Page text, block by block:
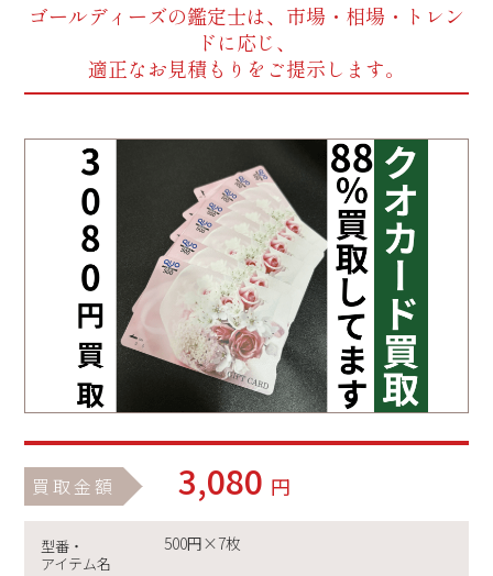
ゴールディーズの鑑定士は、市場・相場・トレン
ドに応じ、
適正なお見積もりをご提示します。
買取金額 3,080 円
型番・
アイテム名
500円×7枚